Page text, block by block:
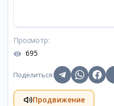
Просмотр:
695
Поделиться:
Продвижение